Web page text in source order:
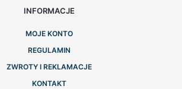
INFORMACJE
MOJE KONTO
REGULAMIN
ZWROTY I REKLAMACJE
KONTAKT